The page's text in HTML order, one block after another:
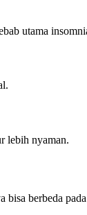
utama
lebih nyaman.
bisa berbeda